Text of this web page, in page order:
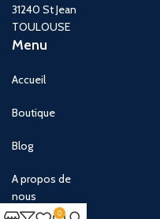
31240 St Jean
TOULOUSE
Menu
Accueil
Boutique
Blog
A propos de
nous
0